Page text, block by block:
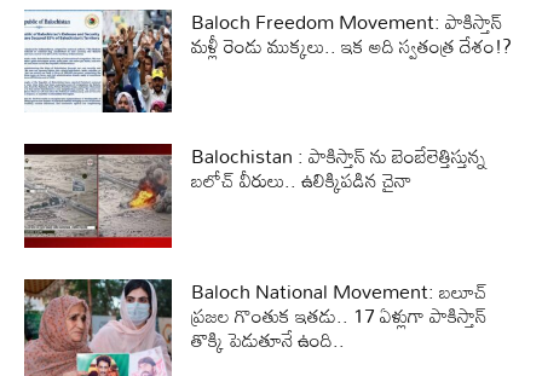
Baloch Freedom Movement: పాకిస్తాన్‌
మళ్లీ రెండు ముక్కలు.. ఇక అది స్వతంత్ర దేశం!?
Balochistan : పాకిస్తాన్ ను బెంబేలెత్తిస్తున్న
బలోచ్ వీరులు.. ఉలిక్కిపడిన చైనా
Baloch National Movement: బలూచ్
ప్రజల గొంతుక ఇతడు.. 17 ఏళ్లుగా పాకిస్తాన్
తొక్కి పెడుతూనే ఉంది..